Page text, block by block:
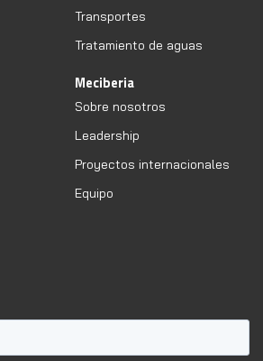
Transportes
Tratamiento de aguas
Meciberia
Sobre nosotros
Leadership
Proyectos internacionales
Equipo